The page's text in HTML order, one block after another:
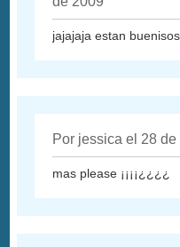
jajajaja estan buenisos
Por jessica el 28
mas please ¡¡¡¡¿¿¿¿